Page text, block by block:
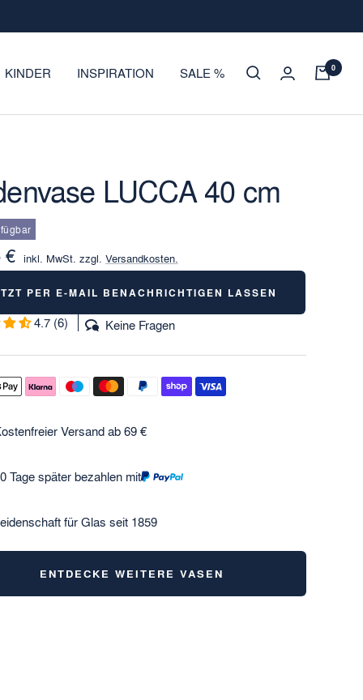
KINDER INSPIRATION SALE % 0
LUCCA 40 cm
€ inkl. MwSt. zzgl. Versandkosten.
PER E-MAIL BENACHRICHTIGEN LASSEN
4.7 (6) Keine Fragen
Versand ab 69 €
Tage später bezahlen mit
für Glas seit 1859
ENTDECKE WEITERE VASEN